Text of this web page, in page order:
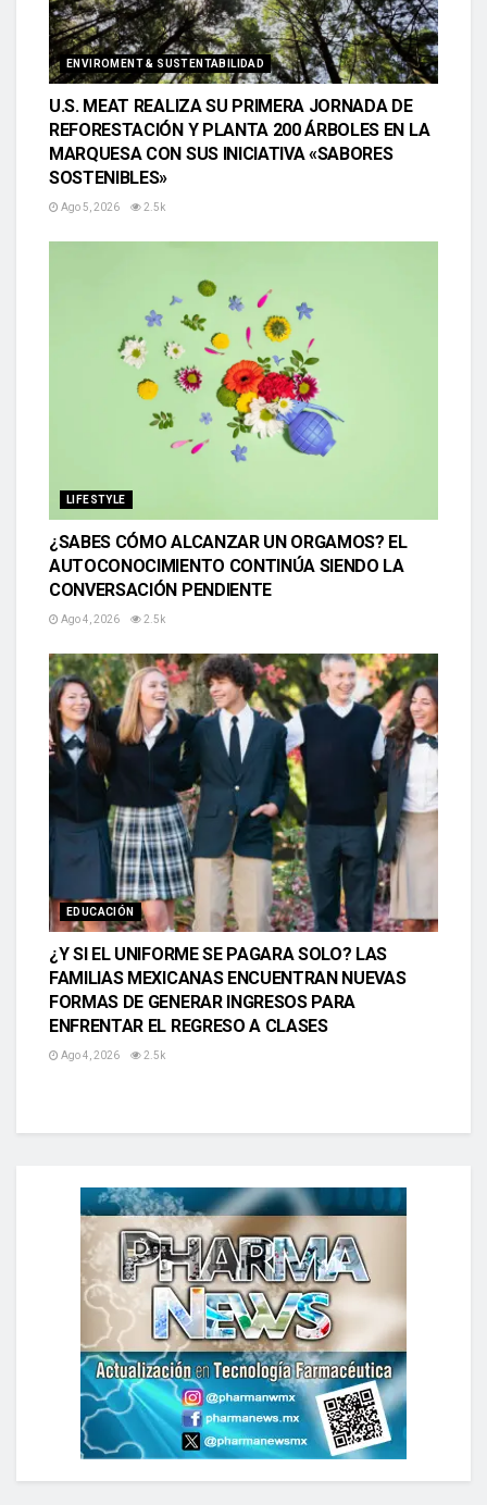
ENVIROMENT & SUSTENTABILIDAD
U.S. MEAT REALIZA SU PRIMERA JORNADA DE
REFORESTACIÓN Y PLANTA 200 ÁRBOLES EN LA
MARQUESA CON SUS INICIATIVA «SABORES
SOSTENIBLES»
Ago 5, 2026 2.5k
LIFESTYLE
¿SABES CÓMO ALCANZAR UN ORGAMOS? EL
AUTOCONOCIMIENTO CONTINÚA SIENDO LA
CONVERSACIÓN PENDIENTE
Ago 4, 2026 2.5k
EDUCACIÓN
¿Y SI EL UNIFORME SE PAGARA SOLO? LAS
FAMILIAS MEXICANAS ENCUENTRAN NUEVAS
FORMAS DE GENERAR INGRESOS PARA
ENFRENTAR EL REGRESO A CLASES
Ago 4, 2026 2.5k